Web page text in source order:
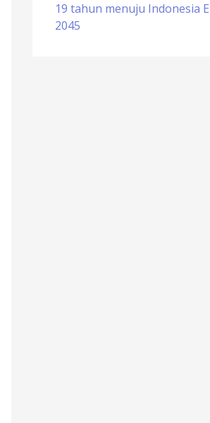
19 tahun menuju Indonesia
2045